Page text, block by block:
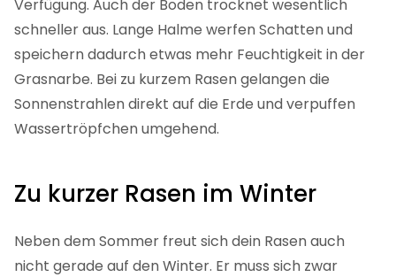
Verfügung. Auch der Boden trocknet wesentlich
schneller aus. Lange Halme werfen Schatten und
speichern dadurch etwas mehr Feuchtigkeit in der
Grasnarbe. Bei zu kurzem Rasen gelangen die
Sonnenstrahlen direkt auf die Erde und verpuffen
Wassertröpfchen umgehend.
Zu kurzer Rasen im Winter
Neben dem Sommer freut sich dein Rasen auch
nicht gerade auf den Winter. Er muss sich zwar